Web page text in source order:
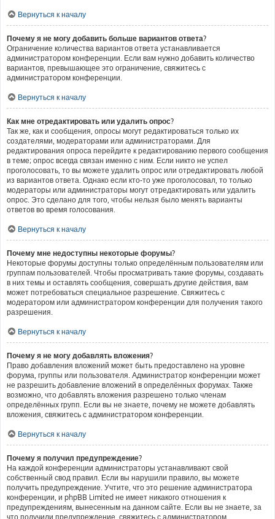
Вернуться к началу
Почему я не могу добавить больше вариантов ответа?
Ограничение количества вариантов ответа устанавливается
администратором конференции. Если вам нужно добавить количество
вариантов, превышающее это ограничение, свяжитесь с
администратором конференции.
Вернуться к началу
Как мне отредактировать или удалить опрос?
Так же, как и сообщения, опросы могут редактироваться только их
создателями, модераторами или администраторами. Для
редактирования опроса перейдите к редактированию первого сообщения
в теме; опрос всегда связан именно с ним. Если никто не успел
проголосовать, то вы можете удалить опрос или отредактировать любой
из вариантов ответа. Однако если кто-то уже проголосовал, то только
модераторы или администраторы могут отредактировать или удалить
опрос. Это сделано для того, чтобы нельзя было менять варианты
ответов во время голосования.
Вернуться к началу
Почему мне недоступны некоторые форумы?
Некоторые форумы доступны только определённым пользователям или
группам пользователей. Чтобы просматривать такие форумы, создавать
в них темы и оставлять сообщения, совершать другие действия, вам
может потребоваться специальное разрешение. Свяжитесь с
модератором или администратором конференции для получения такого
разрешения.
Вернуться к началу
Почему я не могу добавлять вложения?
Право добавления вложений может быть предоставлено на уровне
форума, группы или пользователя. Администратор конференции может
не разрешить добавление вложений в определённых форумах. Также
возможно, что добавлять вложения разрешено только членам
определённых групп. Если вы не знаете, почему не можете добавлять
вложения, свяжитесь с администратором конференции.
Вернуться к началу
Почему я получил предупреждение?
На каждой конференции администраторы устанавливают свой
собственный свод правил. Если вы нарушили правило, вы можете
получить предупреждение. Учтите, что это решение администратора
конференции, и phpBB Limited не имеет никакого отношения к
предупреждениям, вынесенным на данном сайте. Если вы не знаете, за
что получили предупреждение, свяжитесь с администратором